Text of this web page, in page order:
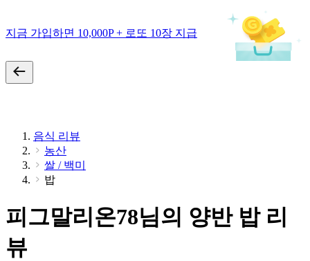
지금 가입하면 10,000P + 로또 10장 지급
음식 리뷰
농산
쌀 / 백미
밥
피그말리온78님의 양반 밥 리
뷰